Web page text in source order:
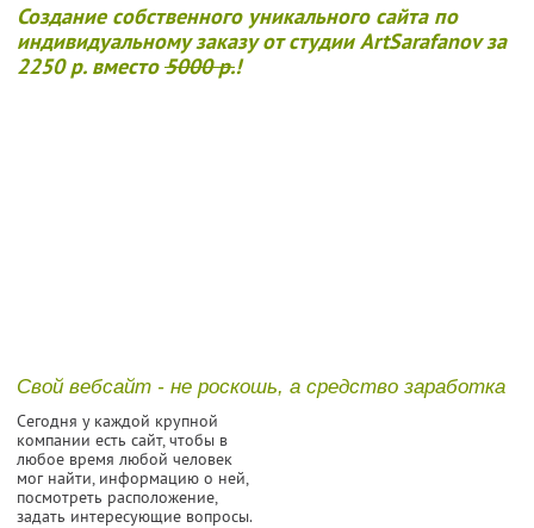
Создание собственного уникального сайта по
индивидуальному заказу от студии ArtSarafanov за
2250 р. вместо5000 р.!
Свой вебсайт - не роскошь, а средство заработка
Сегодня у каждой крупной
компании есть сайт, чтобы в
любое время любой человек
мог найти, информацию о ней,
посмотреть расположение,
задать интересующие вопросы.